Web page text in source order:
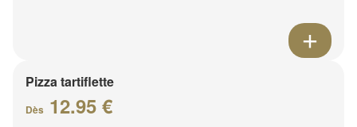
Pizza tartiflette
Dès 12.95 €